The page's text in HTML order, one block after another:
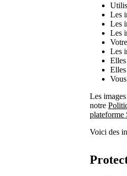
Les
Les
Les
Les
Les
notre
plateforme
Voici des